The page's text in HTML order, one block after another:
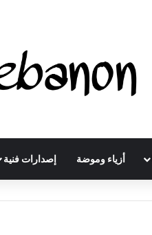
أزياء وموضة إصدارات فنية